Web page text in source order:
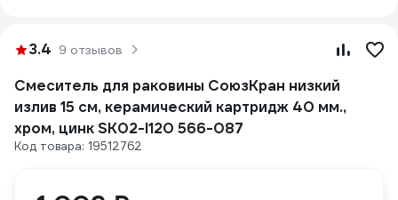
3.4 9 отзывов
Смеситель для раковины СоюзКран низкий
излив 15 см, керамический картридж 40 мм.,
хром, цинк SK02-I120 566-087
Код товара: 19512762